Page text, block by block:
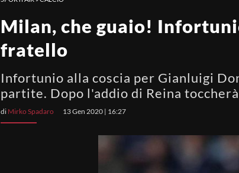
Milan, che guaio!
fratello
Infortunio alla coscia per Gianluigi
partite. Dopo l'addio di Reina
di Mirko Spadaro 13 Gen 2020 | 16:27